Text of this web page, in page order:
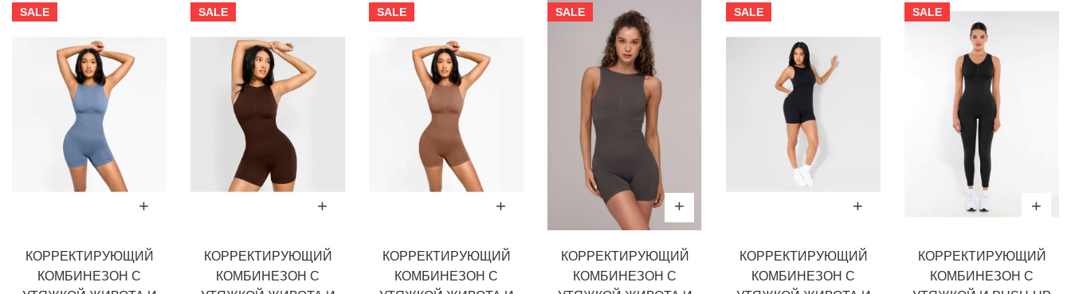
SALE
КОРРЕКТИРУЮЩИЙ
КОМБИНЕЗОН С
SALE
КОРРЕКТИРУЮЩИЙ
КОМБИНЕЗОН С
SALE
КОРРЕКТИРУЮЩИЙ
КОМБИНЕЗОН С
SALE
КОРРЕКТИРУЮЩИЙ
КОМБИНЕЗОН С
SALE
КОРРЕКТИРУЮЩИЙ
КОМБИНЕЗОН С
SALE
КОРРЕКТИРУЮЩИЙ
КОМБИНЕЗОН С